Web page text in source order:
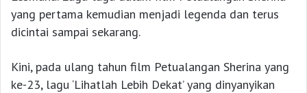
yang pertama kemudian menjadi legenda dan terus
dicintai sampai sekarang.
Kini, pada ulang tahun film Petualangan Sherina yang
ke-23, lagu ‘Lihatlah Lebih Dekat’ yang dinyanyikan